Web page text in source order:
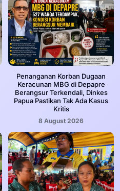
Penanganan Korban Dugaan
Keracunan MBG di Depapre
Berangsur Terkendali, Dinkes
Papua Pastikan Tak Ada Kasus
Kritis
8 August 2026